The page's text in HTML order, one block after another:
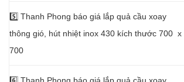
5️⃣ Thanh Phong báo giá lắp quả cầu xoay
thông gió, hút nhiệt inox 430 kích thước 700 x
700